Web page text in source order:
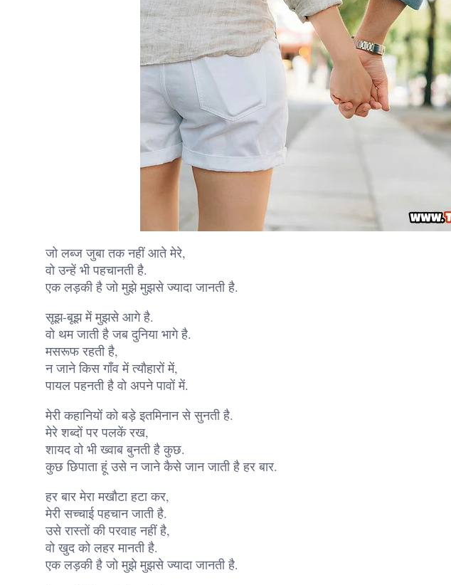
जो लब्ज जुबा तक नहीं आते मेरे,
वो उन्हें भी पहचानती है.
एक लड़की है जो मुझे मुझसे ज्यादा जानती है.
सूझ-बूझ में मुझसे आगे है.
वो थम जाती है जब दुनिया भागे है.
मसरूफ रहती है,
न जाने किस गाँव में त्यौहारों में,
पायल पहनती है वो अपने पावों में.
मेरी कहानियों को बड़े इतमिनान से सुनती है.
मेरे शब्दों पर पलकें रख,
शायद वो भी ख्वाब बुनती है कुछ.
कुछ छिपाता हूं उसे न जाने कैसे जान जाती है हर बार.
हर बार मेरा मखौटा हटा कर,
मेरी सच्चाई पहचान जाती है.
उसे रास्तों की परवाह नहीं है,
वो खुद को लहर मानती है.
एक लड़की है जो मुझे मुझसे ज्यादा जानती है.